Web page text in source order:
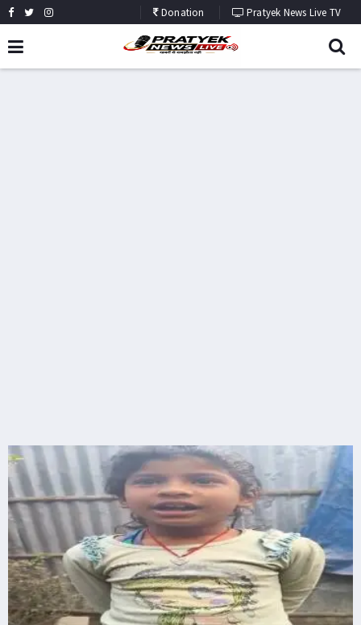
Donation Pratyek News Live TV